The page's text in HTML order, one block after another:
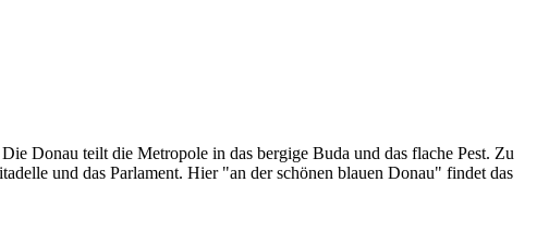
Donau teilt die Metropole in das bergige Buda und das flache Pest. Zu
und das Parlament. Hier "an der schönen blauen Donau" findet das